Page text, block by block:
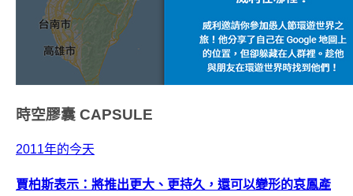
時空膠囊 CAPSULE
2011年的今天
賈柏斯表示：將推出更大、更持久，還可以變形的哀鳳產